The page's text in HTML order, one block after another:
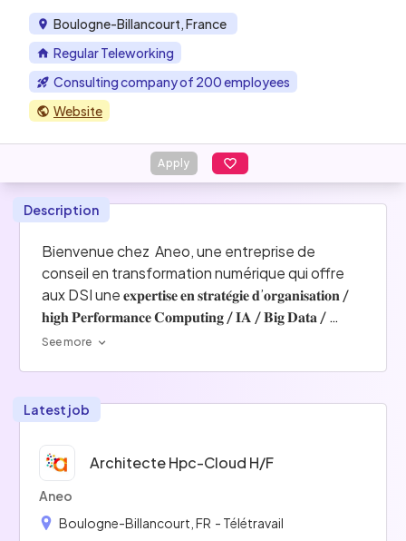
Boulogne-Billancourt, France
Regular Teleworking
Consulting company of 200 employees
Website
Apply
Description
Bienvenue chez  Aneo, une entreprise de
conseil en transformation numérique qui offre
aux DSI une 𝐞𝐱𝐩𝐞𝐫𝐭𝐢𝐬𝐞 𝐞𝐧 𝐬𝐭𝐫𝐚𝐭𝐞́𝐠𝐢𝐞 𝐝’𝐨𝐫𝐠𝐚𝐧𝐢𝐬𝐚𝐭𝐢𝐨𝐧 /
𝐡𝐢𝐠𝐡 𝐏𝐞𝐫𝐟𝐨𝐫𝐦𝐚𝐧𝐜𝐞 𝐂𝐨𝐦𝐩𝐮𝐭𝐢𝐧𝐠 / 𝐈𝐀 / 𝐁𝐢𝐠 𝐃𝐚𝐭𝐚 /
𝐂𝐥𝐨𝐮𝐝 𝐂𝐨𝐦𝐩𝐮𝐭𝐢𝐧𝐠...
concentre sur la transformation numérique des
entreprises de toutes tailles, 𝐝𝐞𝐬 𝐬𝐭𝐚𝐫𝐭-𝐮𝐩𝐬 𝐚𝐮𝐱
𝐠𝐫𝐚𝐧𝐝𝐞𝐬 𝐞𝐧𝐭𝐫𝐞𝐩𝐫𝐢𝐬𝐞𝐬, en proposant des solutions
personnalisées pour répondre à leurs défis et les
aider à rester compétitifs sur le marché.
Notre équipe est composée de plus de  𝟐𝟎𝟎
See more
Latest job
Architecte Hpc-Cloud H/f
Aneo
Boulogne-Billancourt, FR - Télétravail